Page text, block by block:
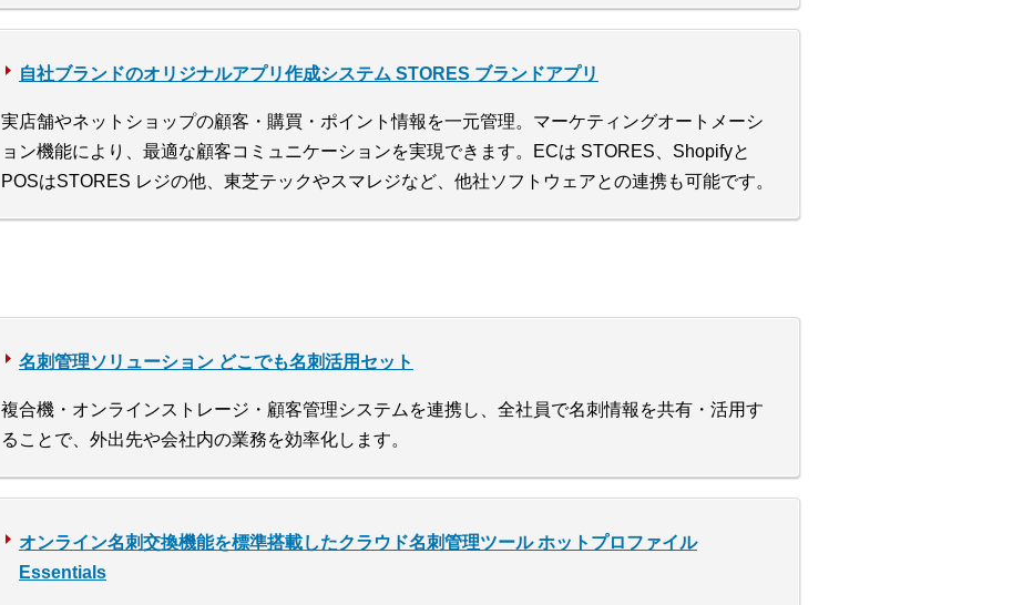
自社ブランドのオリジナルアプリ作成システム STORES ブランドアプリ
実店舗やネットショップの顧客・購買・ポイント情報を一元管理。マーケティングオートメーシ
ョン機能により、最適な顧客コミュニケーションを実現できます。ECは STORES、Shopifyと
POSはSTORES レジの他、東芝テックやスマレジなど、他社ソフトウェアとの連携も可能です。
名刺管理ソリューション どこでも名刺活用セット
複合機・オンラインストレージ・顧客管理システムを連携し、全社員で名刺情報を共有・活用す
ることで、外出先や会社内の業務を効率化します。
オンライン名刺交換機能を標準搭載したクラウド名刺管理ツール ホットプロファイル
Essentials